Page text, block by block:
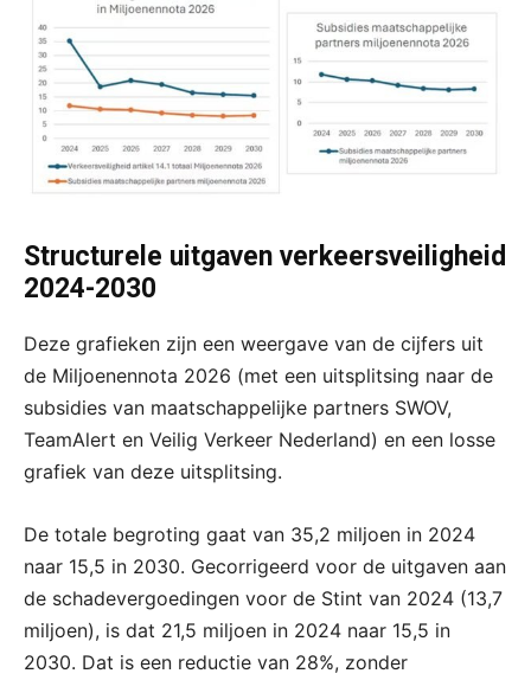
Structurele uitgaven verkeersveiligheid
2024-2030
Deze grafieken zijn een weergave van de cijfers uit
de Miljoenennota 2026 (met een uitsplitsing naar de
subsidies van maatschappelijke partners SWOV,
TeamAlert en Veilig Verkeer Nederland) en een losse
grafiek van deze uitsplitsing.
De totale begroting gaat van 35,2 miljoen in 2024
naar 15,5 in 2030. Gecorrigeerd voor de uitgaven aan
de schadevergoedingen voor de Stint van 2024 (13,7
miljoen), is dat 21,5 miljoen in 2024 naar 15,5 in
2030. Dat is een reductie van 28%, zonder